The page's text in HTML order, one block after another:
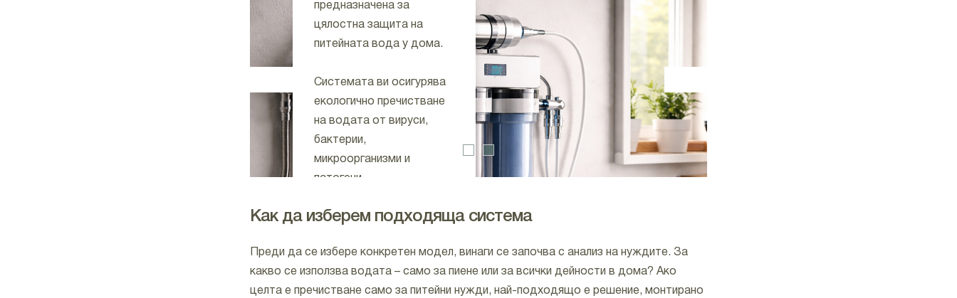
предназначена за
цялостна защита на
питейната вода у дома.
Системата ви осигурява
екологично пречистване
на водата от вируси,
бактерии,
микроорганизми и
патогени
Към продукта
Как да изберем подходяща система
Преди да се избере конкретен модел, винаги се започва с анализ на нуждите. За
какво се използва водата – само за пиене или за всички дейности в дома? Ако
целта е пречистване само за питейни нужди, най-подходящо е решение, монтирано